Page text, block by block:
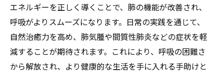
エネルギーを正しく導くことで、肺の機能が改善され、
呼吸がよりスムーズになります。日常の実践を通じて、
自然治癒力を高め、肺気腫や間質性肺炎などの症状を軽
減することが期待されます。これにより、呼吸の困難さ
から解放され、より健康的な生活を手に入れる手助けと